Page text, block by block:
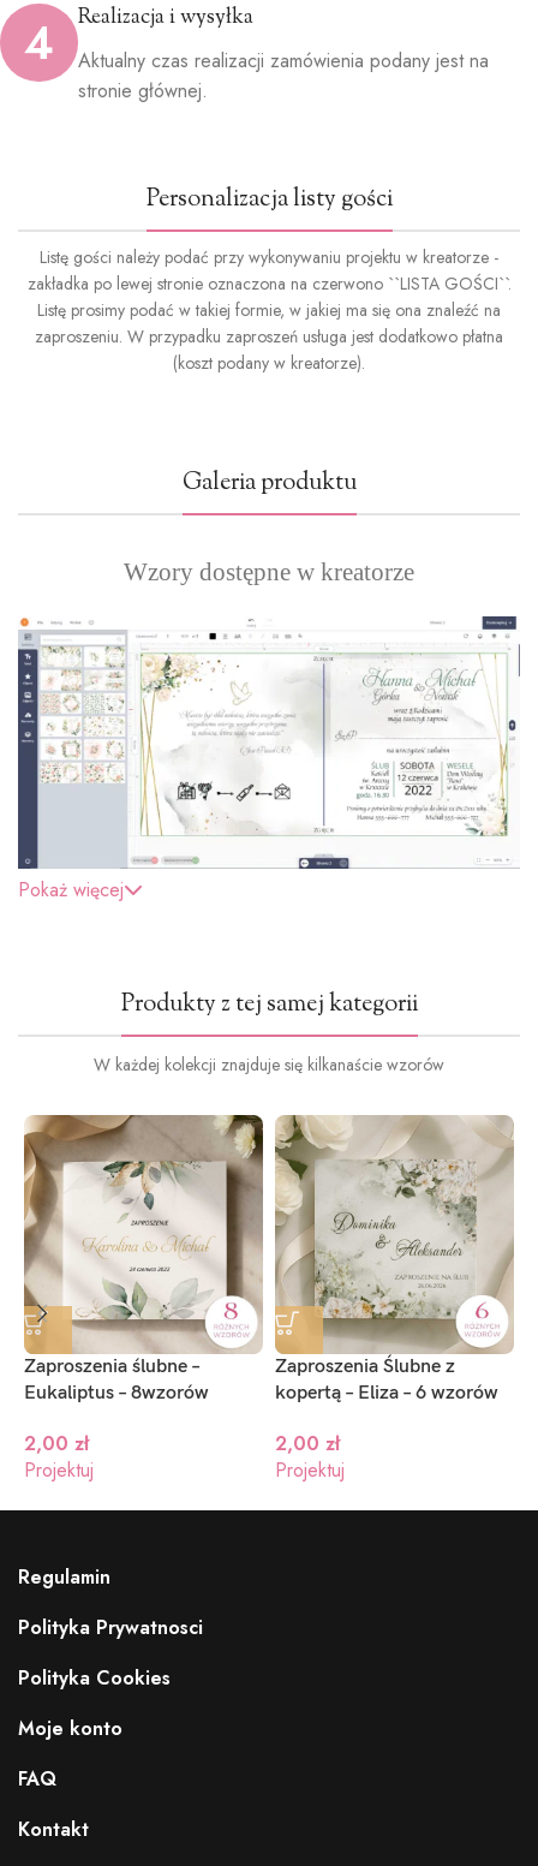
4 Realizacja i wysyłka
Aktualny czas realizacji zamówienia podany jest na
stronie głównej.
Personalizacja listy gości
Listę gości należy podać przy wykonywaniu projektu w kreatorze -
zakładka po lewej stronie oznaczona na czerwono ``LISTA GOŚCI``.
Listę prosimy podać w takiej formie, w jakiej ma się ona znaleźć na
zaproszeniu. W przypadku zaproszeń usługa jest dodatkowo płatna
(koszt podany w kreatorze).
Galeria produktu
Wzory dostępne w kreatorze
Pokaż więcej
Produkty z tej samej kategorii
W każdej kolekcji znajduje się kilkanaście wzorów
Zaproszenia ślubne –
Eukaliptus – 8wzorów
2,00 zł
Projektuj
Zaproszenia Ślubne z
kopertą – Eliza – 6 wzorów
2,00 zł
Projektuj
Regulamin
Polityka Prywatnosci
Polityka Cookies
Moje konto
FAQ
Kontakt